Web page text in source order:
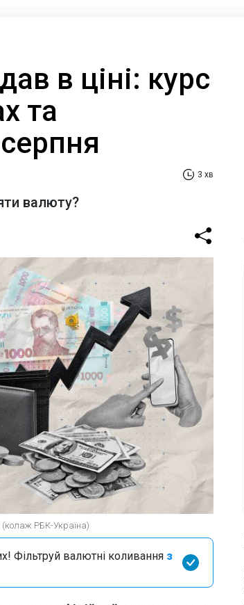
в ціні: курс
та
3 хв
валюту?
(колаж РБК-Україна)
Фільтруй валютні коливання з